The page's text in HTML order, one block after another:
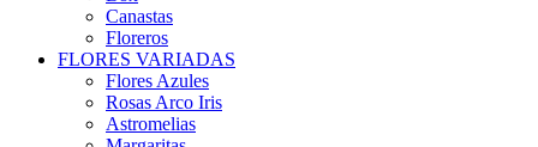
Canastas
Floreros
FLORES VARIADAS
Flores Azules
Rosas Arco Iris
Astromelias